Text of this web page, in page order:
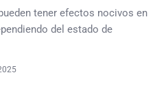
tener efectos nocivos en
del estado de